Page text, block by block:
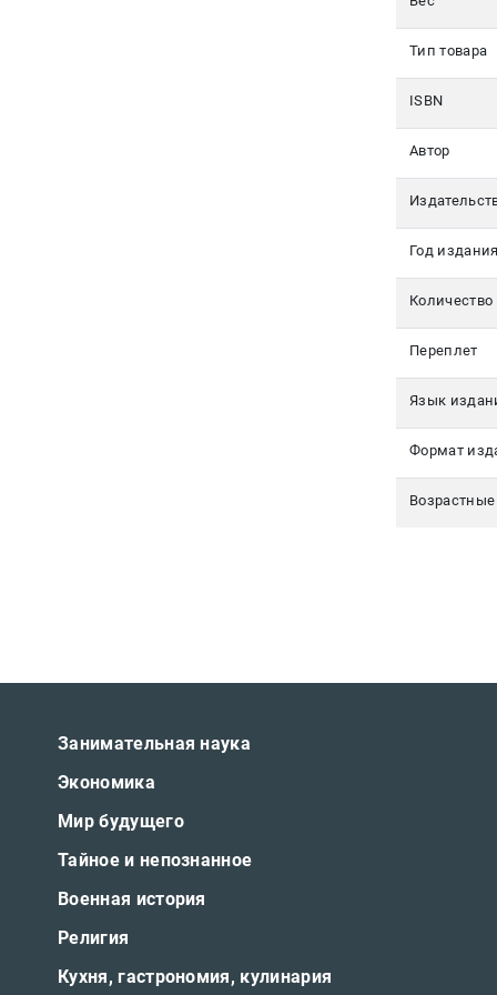
Тип товара
ISBN
Автор
Год издания
Количество
Переплет
Язык
Формат
Занимательная наука
Экономика
Мир будущего
Тайное и непознанное
Военная история
Религия
Кухня, гастрономия, кулинария